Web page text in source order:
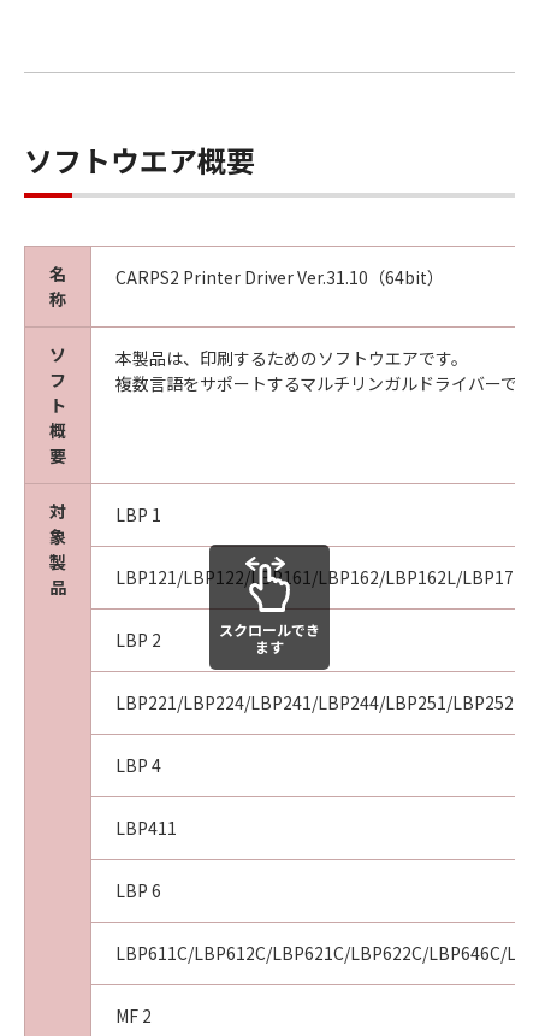
(2)今後の製品開発や品質・サービスの向上のた
し、これらに同意するものとします。これらの
情報にお客様の個人情報が含まれる場合、キヤ
ノンは、お客様の国または地域で適用される法
で、キヤノンのプライバシーポリシーに従っ
て、これらを適切に取り扱います。
４．保証の否認および免責
(1) 「許諾ソフトウェア」は、『現状のまま
（AS-IS）』の状態で使用許諾されます。キヤノ
ン、キヤノンの子会社、それらの販売代理店お
よび販売店、並びにキヤノンのライセンサー
は、「許諾ソフトウェア」に関して、商品性お
よび特定の目的への適合性または「許諾ソフト
ウェア」に欠陥がないことを含め、いかなる保
証もしません。
(2) キヤノン、キヤノンの子会社、それらの販売
代理店および販売店、並びにキヤノンのライセ
ンサーは、お客様が「許諾ソフトウェア」を使
用した結果として生ずるあらゆる行為につい
て、一切の責任を明確に否認します。お客様
ア」を使用し、「許諾ソフトウェア」を使用す
ることから生じた、機器の損傷またはデータ損
失については、お客様のみが全責任を負いま
す。
(3) キヤノン、キヤノンの子会社、それらの販売
代理店および販売店、並びにキヤノンのライセ
ンサーは、本契約に基づくそれらの債務不履行
または不法行為によりお客様に損害が生じた場
合、いかなる損害（逸失利益およびその他の派
ソフトウエア概要
名
称
CARPS2 Printer Driver Ver.31.10（64bit）
ソ
フ
ト
概
要
本製品は、印刷するためのソフトウエアです。
複数言語をサポートするマルチリンガルドライバーです
対
象
製
品
LBP 1
LBP121/LBP122/LBP161/LBP162/LBP162L/LBP171/
LBP 2
LBP221/LBP224/LBP241/LBP244/LBP251/LBP252
LBP 4
LBP411
LBP 6
LBP611C/LBP612C/LBP621C/LBP622C/LBP646C/
MF 2
スクロールでき
ます